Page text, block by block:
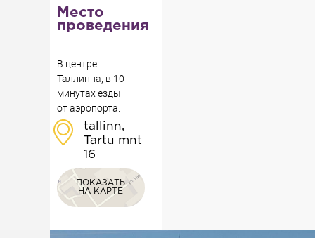
Место
проведения
В центре
Таллинна, в 10
минутах езды
от аэропорта.
tallinn,
Tartu mnt
16
ПОКАЗАТЬ
НА КАРТЕ